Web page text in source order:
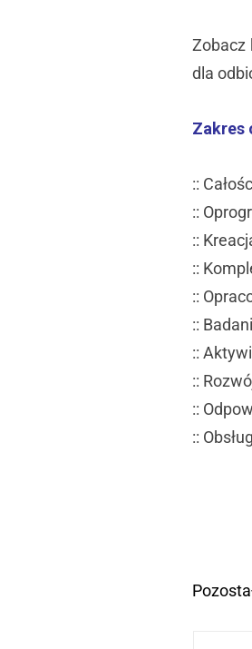
Zobacz
dla
Zakres
::
::
::
::
::
::
::
::
::
::